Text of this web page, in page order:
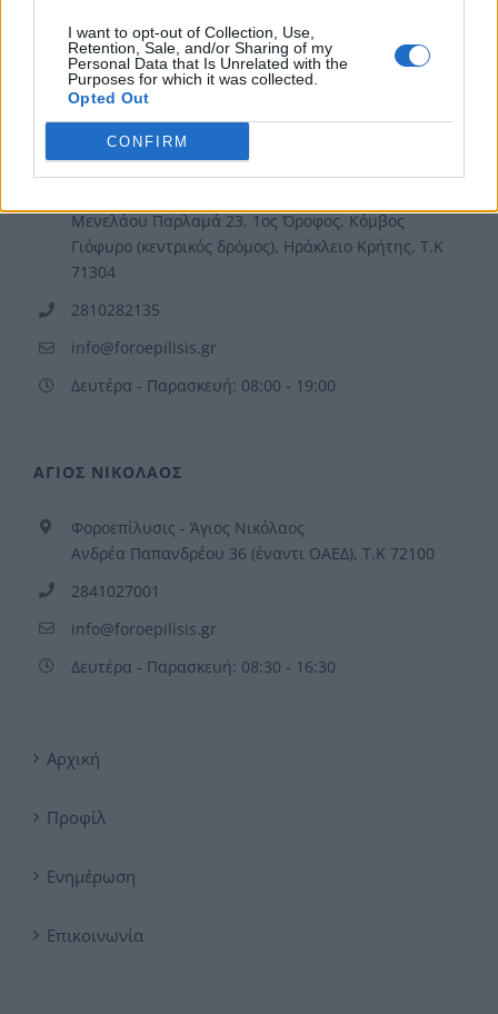
I want to opt-out of Collection, Use,
Retention, Sale, and/or Sharing of my
Personal Data that Is Unrelated with the
Purposes for which it was collected.
Opted Out
CONFIRM
ΗΡΑΚΛΕΙΟ
Μενελάου Παρλαμά 23, 1ος Όροφος, Κόμβος
Γιόφυρο (κεντρικός δρόμος), Ηράκλειο Κρήτης, Τ.Κ
71304
2810282135
info@foroepilisis.gr
Δευτέρα - Παρασκευή: 08:00 - 19:00
ΑΓΙΟΣ ΝΙΚΟΛΑΟΣ
Φοροεπίλυσις - Άγιος Νικόλαος
Ανδρέα Παπανδρέου 36 (έναντι ΟΑΕΔ), Τ.Κ 72100
2841027001
info@foroepilisis.gr
Δευτέρα - Παρασκευή: 08:30 - 16:30
Αρχική
Προφίλ
Ενημέρωση
Επικοινωνία